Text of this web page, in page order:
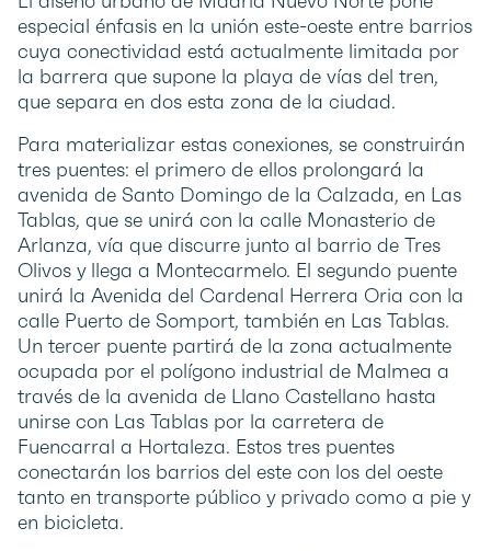
especial énfasis en la unión este-oeste entre barrios
cuya conectividad está actualmente limitada por
la barrera que supone la playa de vías del tren,
que separa en dos esta zona de la ciudad.
Para materializar estas conexiones, se construirán
tres puentes: el primero de ellos prolongará la
avenida de Santo Domingo de la Calzada, en Las
Tablas, que se unirá con la calle Monasterio de
Arlanza, vía que discurre junto al barrio de Tres
Olivos y llega a Montecarmelo. El segundo puente
unirá la Avenida del Cardenal Herrera Oria con la
calle Puerto de Somport, también en Las Tablas.
Un tercer puente partirá de la zona actualmente
ocupada por el polígono industrial de Malmea a
través de la avenida de Llano Castellano hasta
unirse con Las Tablas por la carretera de
Fuencarral a Hortaleza. Estos tres puentes
conectarán los barrios del este con los del oeste
tanto en transporte público y privado como a pie y
en bicicleta.